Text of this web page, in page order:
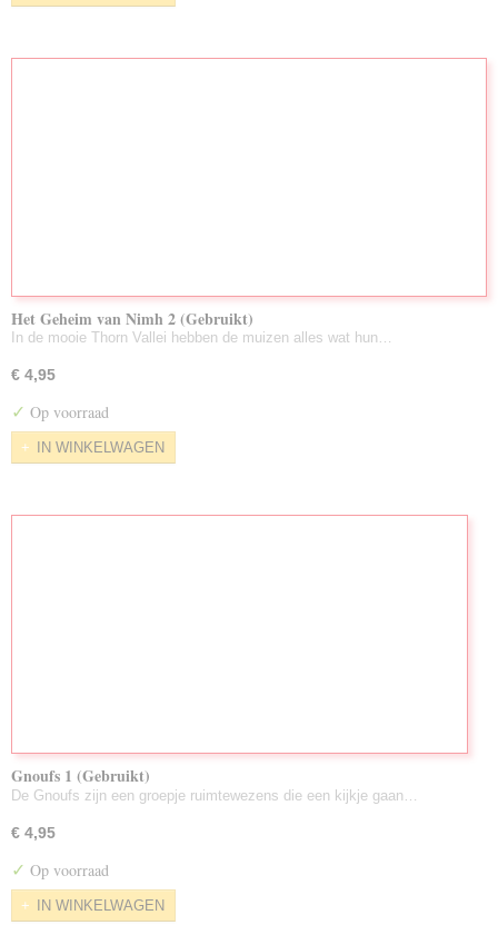
Het Geheim van Nimh 2 (Gebruikt)
In de mooie Thorn Vallei hebben de muizen alles wat hun…
€ 4,95
✓ Op voorraad
IN WINKELWAGEN
Gnoufs 1 (Gebruikt)
De Gnoufs zijn een groepje ruimtewezens die een kijkje gaan…
€ 4,95
✓ Op voorraad
IN WINKELWAGEN